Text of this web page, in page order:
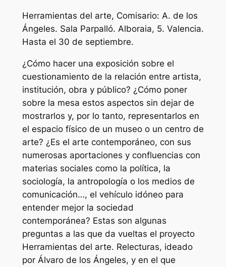
Herramientas del arte, Comisario: A. de los
Ángeles. Sala Parpalló. Alboraia, 5. Valencia.
Hasta el 30 de septiembre.
¿Cómo hacer una exposición sobre el
cuestionamiento de la relación entre artista,
institución, obra y público? ¿Cómo poner
sobre la mesa estos aspectos sin dejar de
mostrarlos y, por lo tanto, representarlos en
el espacio físico de un museo o un centro de
arte? ¿Es el arte contemporáneo, con sus
numerosas aportaciones y confluencias con
materias sociales como la política, la
sociología, la antropología o los medios de
comunicación…, el vehículo idóneo para
entender mejor la sociedad
contemporánea? Estas son algunas
preguntas a las que da vueltas el proyecto
Herramientas del arte. Relecturas, ideado
por Álvaro de los Ángeles, y en el que